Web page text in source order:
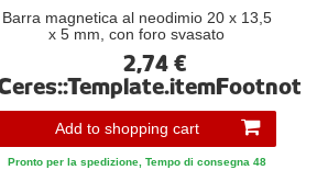
Barra magnetica al neodimio 20 x 13,5
x 5 mm, con foro svasato
2,74 €
Add to shopping cart
Pronto per la spedizione, Tempo di consegna 48